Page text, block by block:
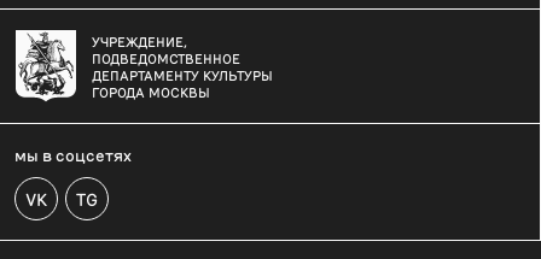
УЧРЕЖДЕНИЕ,
ПОДВЕДОМСТВЕННОЕ
ДЕПАРТАМЕНТУ КУЛЬТУРЫ
ГОРОДА МОСКВЫ
мы в соцсетях
VK TG